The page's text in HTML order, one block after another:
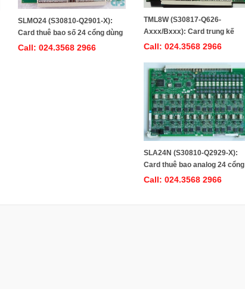
SLMO24 (S30810-Q2901-X):
Card thuê bao số 24 cổng dùng
cho tổng đài Siemens HiPath
Call: 024.3568 2966
TML8W (S30817-Q626-
Axxx/Bxxx): Card trung kế
analog 08 cổng dùng cho tổng
Hipath 3550/ Hicom 150E
Call: 024.3568 2966
SLA24N (S30810-Q2929-X):
Card thuê bao analog 24 cổng
dùng cho tổng đài Siemens
Call: 024.3568 2966